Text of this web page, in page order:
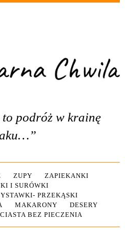
to podróż w krainę
ZUPY
ZAPIEKANKI
I SURÓWKI
PRZEKĄSKI
MAKARONY
DESERY
CIASTA BEZ PIECZENIA